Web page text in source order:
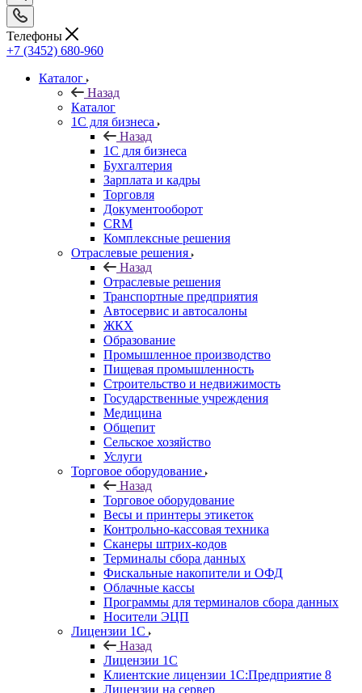
Телефоны
+7 (3452) 680-960
Каталог
Назад
Каталог
1С для бизнеса
Назад
1С для бизнеса
Бухгалтерия
Зарплата и кадры
Торговля
Документооборот
CRM
Комплексные решения
Отраслевые решения
Назад
Отраслевые решения
Транспортные предприятия
Автосервис и автосалоны
ЖКХ
Образование
Промышленное производство
Пищевая промышленность
Строительство и недвижимость
Государственные учреждения
Медицина
Общепит
Сельское хозяйство
Услуги
Торговое оборудование
Назад
Торговое оборудование
Весы и принтеры этикеток
Контрольно-кассовая техника
Сканеры штрих-кодов
Терминалы сбора данных
Фискальные накопители и ОФД
Облачные кассы
Программы для терминалов сбора данных
Носители ЭЦП
Лицензии 1С
Назад
Лицензии 1С
Клиентские лицензии 1С:Предприятие 8
Лицензии на сервер